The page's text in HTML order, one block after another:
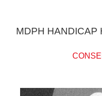
MDPH HANDICAP